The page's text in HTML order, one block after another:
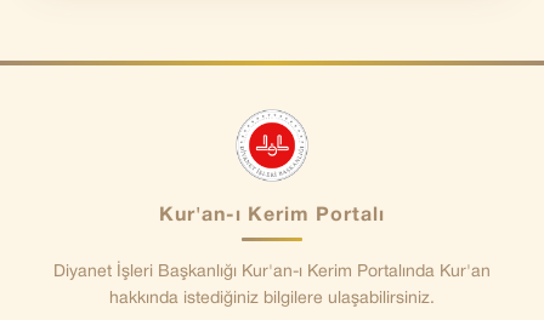
Kur'an-ı Kerim Portalı
Diyanet İşleri Başkanlığı Kur'an-ı Kerim Portalında Kur'an
hakkında istediğiniz bilgilere ulaşabilirsiniz.